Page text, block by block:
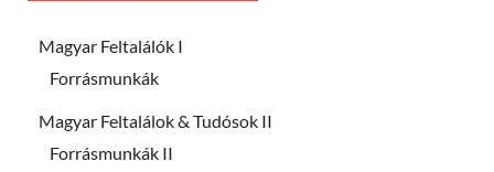
Magyar Feltalálók I
Forrásmunkák
Magyar Feltalálok & Tudósok II
Forrásmunkák II